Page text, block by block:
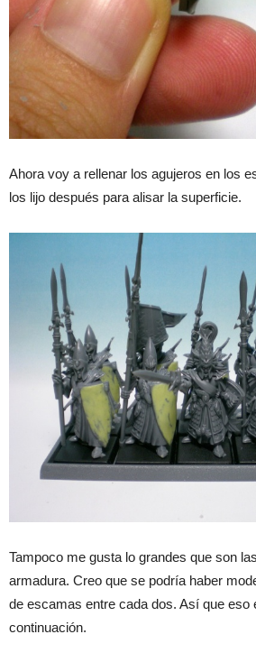
Ahora voy a rellenar los agujeros en los
los lijo después para alisar la superficie.
Tampoco me gusta lo grandes que son
armadura. Creo que se podría haber
de escamas entre cada dos. Así que eso
continuación.